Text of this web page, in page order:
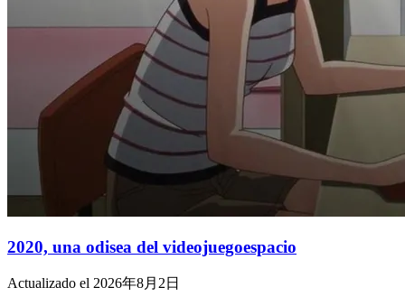
2020, una odisea del videojuegoespacio
Actualizado el 2026年8月2日